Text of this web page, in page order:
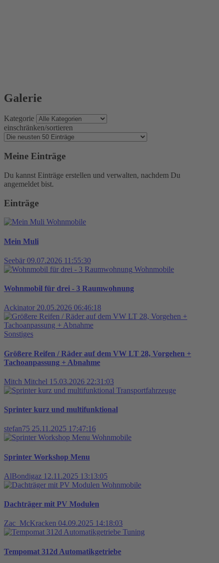
Galerie
Kategorie
einschränken/sortieren
Meine Einträge
Du kannst Einträge erstellen und verwalten, nachdem Du
angemeldet bist.
Einträge
Wohnmobile
Mein Muli
Seebär 09.07.2026 11:55:30
Wohnmobile
Wohnmobil für drei - 3 Raumwohnung
Ackinator 20.05.2026 06:46:18
Sonstiges
Größere Reifen / Räder auf dem VW LT 28, Vorgehen +
Tachoanpassung + Abnahme
Mitch Mitchel 15.03.2026 22:31:03
Transportfahrzeuge
Sprinter kurz und multifunktional
stefan75 25.11.2025 17:47:16
Wohnmobile
Sprinter Workshop Menu
AlBondigaz 12.11.2025 13:13:05
Wohnmobile
Dachträger mit PV Modulen
Zac_McKracken 04.09.2025 14:18:03
Tuning
Tempomat 312d Automatikgetriebe